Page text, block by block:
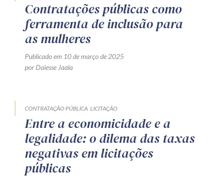
Contratações públicas como
ferramenta de inclusão para
as mulheres
Publicado em 10 de março de 2025
por Daiesse Jaala
CONTRATAÇÃO PÚBLICA LICITAÇÃO
Entre a economicidade e a
legalidade: o dilema das taxas
negativas em licitações
públicas